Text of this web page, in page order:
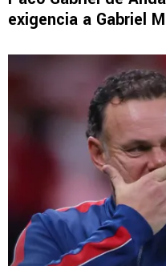
exigencia a Gabriel